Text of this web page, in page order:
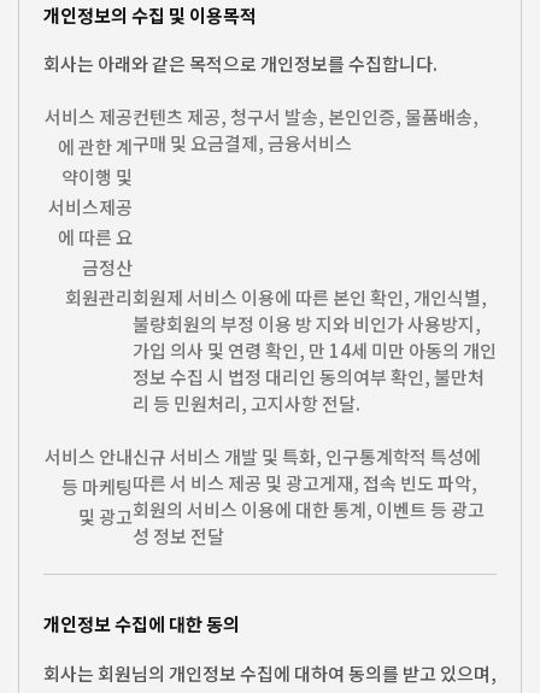
개인정보의 수집 및 이용목적
회사는 아래와 같은 목적으로 개인정보를 수집합니다.
서비스 제공
에 관한 계
약이행 및
서비스제공
에 따른 요
금정산
컨텐츠 제공, 청구서 발송, 본인인증, 물품배송,
구매 및 요금결제, 금융서비스
회원관리회원제 서비스 이용에 따른 본인 확인, 개인식별,
불량회원의 부정 이용 방 지와 비인가 사용방지,
가입 의사 및 연령 확인, 만 14세 미만 아동의 개인
정보 수집 시 법정 대리인 동의여부 확인, 불만처
리 등 민원처리, 고지사항 전달.
서비스 안내
등 마케팅
및 광고
신규 서비스 개발 및 특화, 인구통계학적 특성에
따른 서 비스 제공 및 광고게재, 접속 빈도 파악,
회원의 서비스 이용에 대한 통계, 이벤트 등 광고
성 정보 전달
개인정보 수집에 대한 동의
회사는 회원님의 개인정보 수집에 대하여 동의를 받고 있으며,